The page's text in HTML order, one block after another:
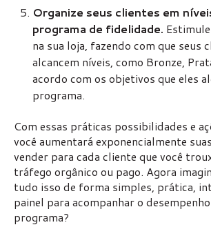
Organize seus clientes em
programa de fidelidade.
na sua loja, fazendo com que seus
alcancem níveis, como Bronze,
acordo com os objetivos que eles
programa.
Com essas práticas possibilidades e
você aumentará exponencialmente
vender para cada cliente que você
tráfego orgânico ou pago. Agora
tudo isso de forma simples, prática,
painel para acompanhar o
programa?